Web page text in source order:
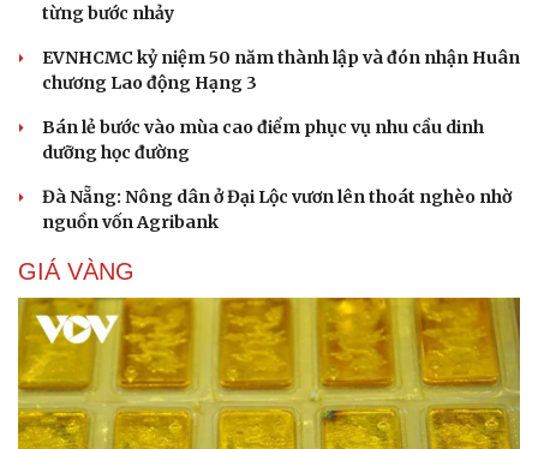
từng bước nhảy
EVNHCMC kỷ niệm 50 năm thành lập và đón nhận Huân
chương Lao động Hạng 3
Bán lẻ bước vào mùa cao điểm phục vụ nhu cầu dinh
dưỡng học đường
Đà Nẵng: Nông dân ở Đại Lộc vươn lên thoát nghèo nhờ
nguồn vốn Agribank
GIÁ VÀNG